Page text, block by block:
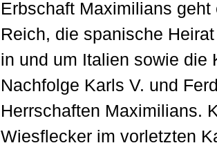
Erbschaft Maximilians
Reich, die spanische
in und um Italien sowie die
Nachfolge Karls V. und
Herrschaften Maximilians.
Wiesflecker im vorletzten